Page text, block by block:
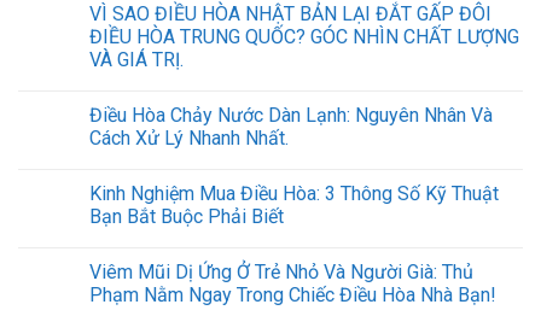
VÌ SAO ĐIỀU HÒA NHẬT BẢN LẠI ĐẮT GẤP ĐÔI
ĐIỀU HÒA TRUNG QUỐC? GÓC NHÌN CHẤT LƯỢNG
VÀ GIÁ TRỊ.
Điều Hòa Chảy Nước Dàn Lạnh: Nguyên Nhân Và
Cách Xử Lý Nhanh Nhất.
Kinh Nghiệm Mua Điều Hòa: 3 Thông Số Kỹ Thuật
Bạn Bắt Buộc Phải Biết
Viêm Mũi Dị Ứng Ở Trẻ Nhỏ Và Người Già: Thủ
Phạm Nằm Ngay Trong Chiếc Điều Hòa Nhà Bạn!